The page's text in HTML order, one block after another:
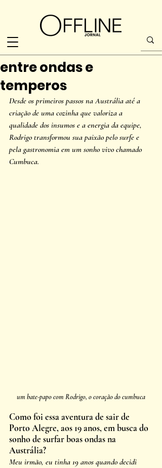
entre ondas e
temperos
Desde os primeiros passos na Austrália até a
criação de uma cozinha que valoriza a
qualidade dos insumos e a energia da equipe,
Rodrigo transformou sua paixão pelo surfe e
pela gastronomia em um sonho vivo chamado
Cumbuca.
um bate-papo com Rodrigo, o coração do cumbuca
Como foi essa aventura de sair de
Porto Alegre, aos 19 anos, em busca do
sonho de surfar boas ondas na
Austrália?
Meu irmão, eu tinha 19 anos quando decidi